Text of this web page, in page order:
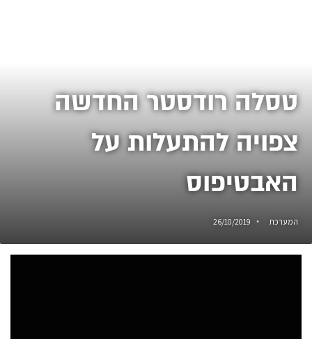
טסלה רודסטר החדשה
צפויה להתעלות על
האבטיפוס
המערכת 26/10/2019